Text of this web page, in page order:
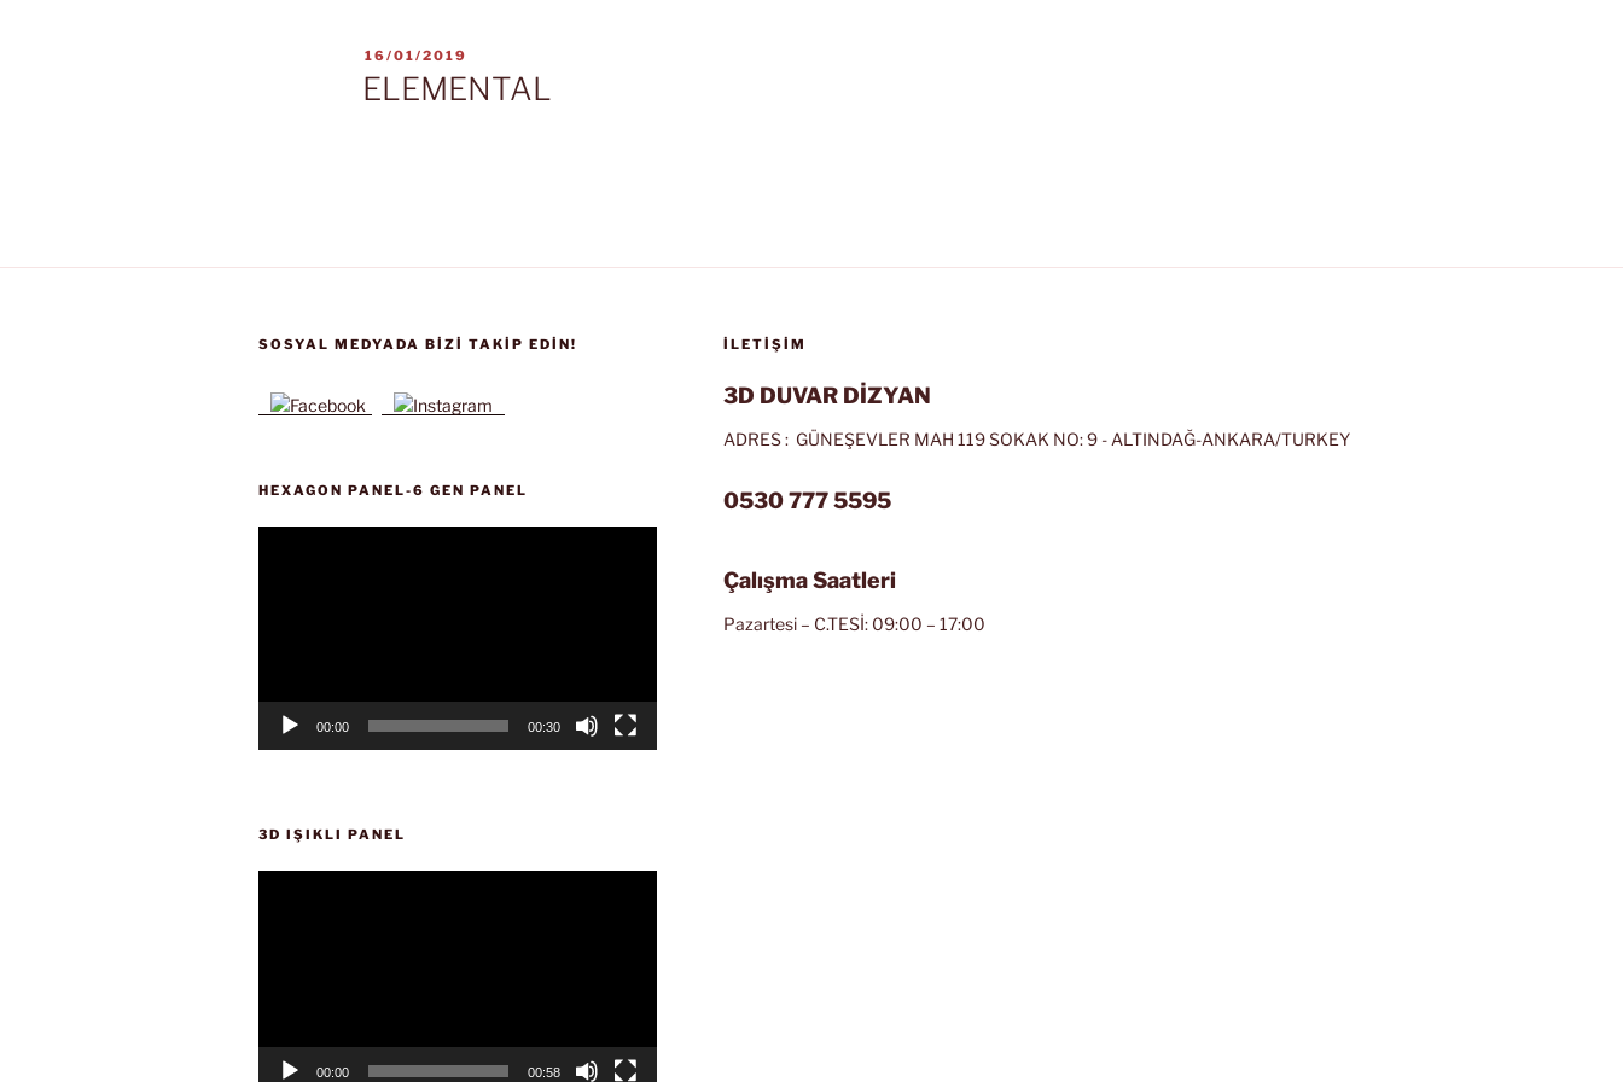
YAYIM
TARIHI
16/01/2019
ELEMENTAL
SOSYAL MEDYADA BIZI TAKIP EDIN!
HEXAGON PANEL-6 GEN PANEL
00:00 00:30
3D IŞIKLI PANEL
00:00 00:58
İLETIŞIM
3D DUVAR DİZYAN
ADRES : GÜNEŞEVLER MAH 119 SOKAK NO: 9 - ALTINDAĞ-ANKARA/TURKEY
0530 777 5595
Çalışma Saatleri
Pazartesi – C.TESİ: 09:00 – 17:00